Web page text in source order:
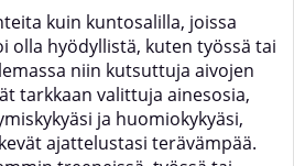
kuin kuntosalilla, joissa
olla hyödyllistä, kuten työssä tai
niin kutsuttuja aivojen
tarkkaan valittuja ainesosia,
ja huomiokykyäsi,
ajattelustasi terävämpää.